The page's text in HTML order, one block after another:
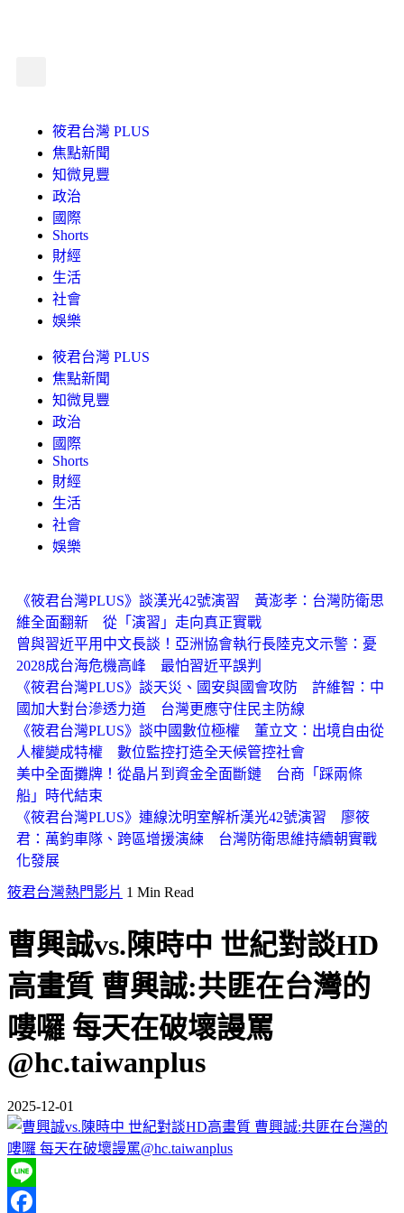
筱君台灣 PLUS
焦點新聞
知微見豐
政治
國際
Shorts
財經
生活
社會
娛樂
筱君台灣 PLUS
焦點新聞
知微見豐
政治
國際
Shorts
財經
生活
社會
娛樂
《筱君台灣PLUS》談漢光42號演習 黃澎孝：台灣防衛思
維全面翻新 從「演習」走向真正實戰
曾與習近平用中文長談！亞洲協會執行長陸克文示警：憂
2028成台海危機高峰 最怕習近平誤判
《筱君台灣PLUS》談天災、國安與國會攻防 許維智：中
國加大對台滲透力道 台灣更應守住民主防線
《筱君台灣PLUS》談中國數位極權 董立文：出境自由從
人權變成特權 數位監控打造全天候管控社會
美中全面攤牌！從晶片到資金全面斷鏈 台商「踩兩條
船」時代結束
《筱君台灣PLUS》連線沈明室解析漢光42號演習 廖筱
君：萬鈞車隊、跨區增援演練 台灣防衛思維持續朝實戰
化發展
筱君台灣熱門影片 1 Min Read
曹興誠vs.陳時中 世紀對談HD
高畫質 曹興誠:共匪在台灣的
嘍囉 每天在破壞謾罵
@hc.taiwanplus
2025-12-01
Line